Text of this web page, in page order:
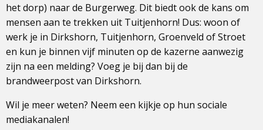
het dorp) naar de Burgerweg. Dit biedt ook de kans om
mensen aan te trekken uit Tuitjenhorn! Dus: woon of
werk je in Dirkshorn, Tuitjenhorn, Groenveld of Stroet
en kun je binnen vijf minuten op de kazerne aanwezig
zijn na een melding? Voeg je bij dan bij de
brandweerpost van Dirkshorn.
Wil je meer weten? Neem een kijkje op hun sociale
mediakanalen!